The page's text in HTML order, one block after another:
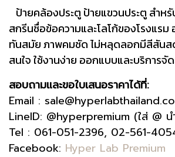
ป้ายคล้องประตู ป้ายแขวนประตู สำห
สกรีนชื่อข้อความและโลโก้ของโรงแร
ทันสมัย ภาพคมชัด ไม่หลุดลอกมีสีสันส
สนใจ ใช้งานง่าย ออกแบบและบริการจั
สอบถามและขอใบเสนอราคาได้ที่:
Email :
LineID: @hyperpremium (ใส่ @ น
Tel : 061-051-2396, 02-561-
Facebook: Hyper Lab Premium